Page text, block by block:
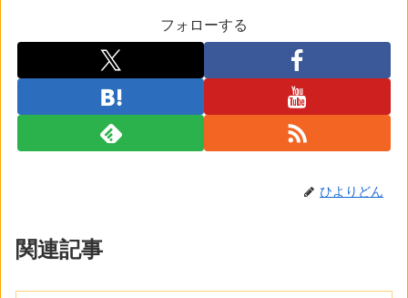
フォローする
ひよりどん
関連記事